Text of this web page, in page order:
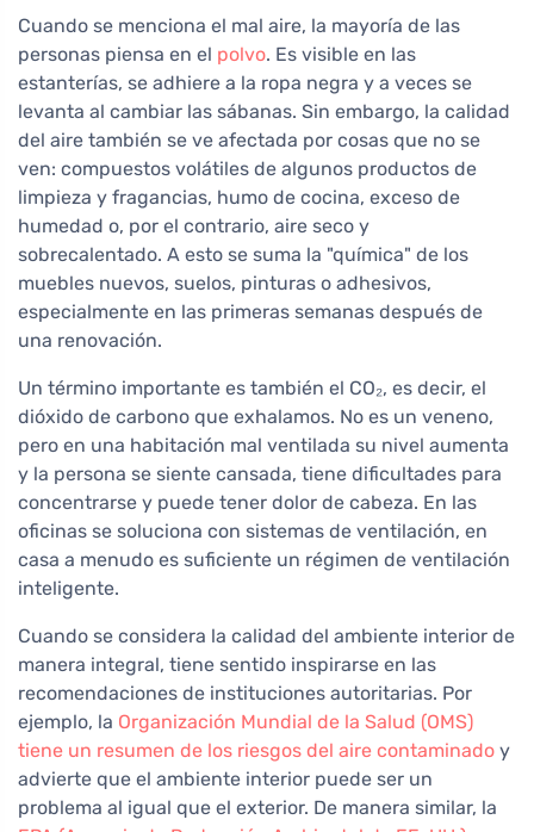
Cuando se menciona el mal aire, la mayoría de las
personas piensa en el polvo. Es visible en las
estanterías, se adhiere a la ropa negra y a veces se
levanta al cambiar las sábanas. Sin embargo, la calidad
del aire también se ve afectada por cosas que no se
ven: compuestos volátiles de algunos productos de
limpieza y fragancias, humo de cocina, exceso de
humedad o, por el contrario, aire seco y
sobrecalentado. A esto se suma la "química" de los
muebles nuevos, suelos, pinturas o adhesivos,
especialmente en las primeras semanas después de
una renovación.
Un término importante es también el CO₂, es decir, el
dióxido de carbono que exhalamos. No es un veneno,
pero en una habitación mal ventilada su nivel aumenta
y la persona se siente cansada, tiene dificultades para
concentrarse y puede tener dolor de cabeza. En las
oficinas se soluciona con sistemas de ventilación, en
casa a menudo es suficiente un régimen de ventilación
inteligente.
Cuando se considera la calidad del ambiente interior de
manera integral, tiene sentido inspirarse en las
recomendaciones de instituciones autoritarias. Por
ejemplo, la Organización Mundial de la Salud (OMS)
tiene un resumen de los riesgos del aire contaminado y
advierte que el ambiente interior puede ser un
problema al igual que el exterior. De manera similar, la